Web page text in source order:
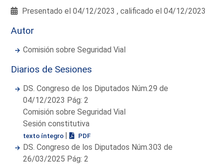
Presentado el 04/12/2023 , calificado el 04/12/2023
Autor
Comisión sobre Seguridad Vial
Diarios de Sesiones
DS. Congreso de los Diputados Núm.29 de
04/12/2023 Pág: 2
Comisión sobre Seguridad Vial
Sesión constitutiva
texto íntegro | PDF
DS. Congreso de los Diputados Núm.303 de
26/03/2025 Pág: 2